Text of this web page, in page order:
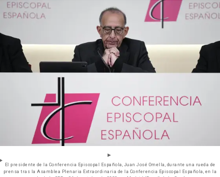
El presidente de la Conferencia Episcopal Española, Juan José Omella, durante una rueda de
prensa tras la Asamblea Plenaria Extraordinaria de la Conferencia Episcopal Española, en la